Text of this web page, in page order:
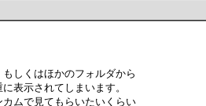
しくはほかのフォルダから
表示されてしまいます。
ムで見てもらいたいくらい